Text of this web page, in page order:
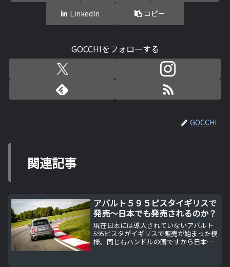
LinkedIn コピー
GOCCHIをフォローする
GOCCHI
関連記事
アバルト５９５ピスタイギリスで
発売〜日本でも発売されるのか？
現在日本には導入されていないアバルト
595ピスタがイギリスで販売が始まった模
様。同じ右ハンドルの国ですから日本で